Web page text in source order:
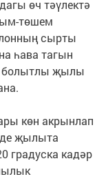
өч тәүлектә
төшем
сырты
һава тагын
болытлы җылы
көн акрынлап
җылыта
градуска кадәр